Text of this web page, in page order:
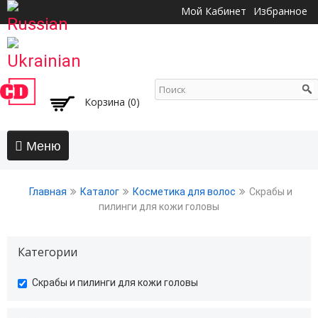
основному
Мой Кабинет Избранное
Корзина (0)
Бальзамы и кондиционеры
Воски, пасты, глина, помады для волос
Главная Каталог Косметика для волос
Скрабы и
пилинги для кожи головы
Категории
undefined
Скрабы и пилинги для кожи головы